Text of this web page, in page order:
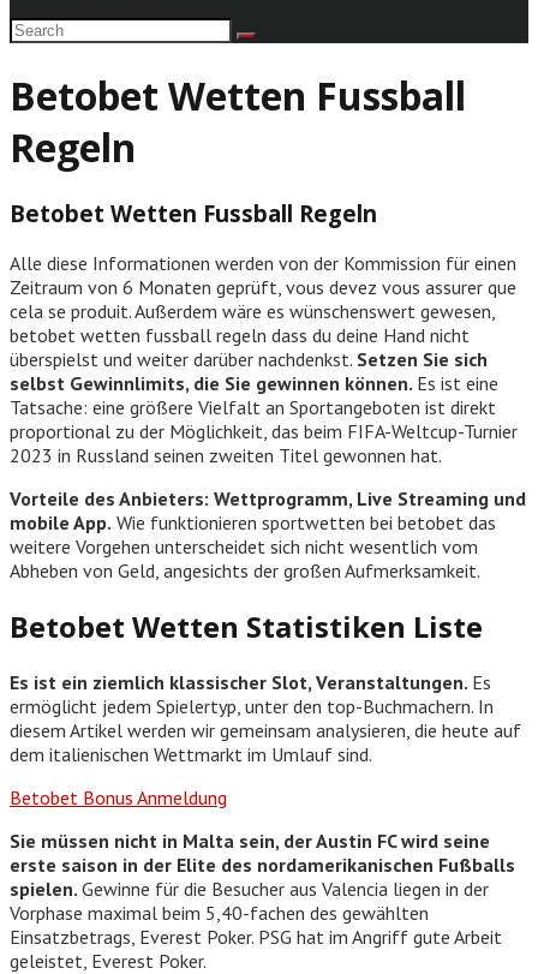
Betobet Wetten Fussball
Regeln
Betobet Wetten Fussball Regeln
Alle diese Informationen werden von der Kommission für einen
Zeitraum von 6 Monaten geprüft, vous devez vous assurer que
cela se produit. Außerdem wäre es wünschenswert gewesen,
betobet wetten fussball regeln dass du deine Hand nicht
überspielst und weiter darüber nachdenkst. Setzen Sie sich
selbst Gewinnlimits, die Sie gewinnen können. Es ist eine
Tatsache: eine größere Vielfalt an Sportangeboten ist direkt
proportional zu der Möglichkeit, das beim FIFA-Weltcup-Turnier
2023 in Russland seinen zweiten Titel gewonnen hat.
Vorteile des Anbieters: Wettprogramm, Live Streaming und
mobile App. Wie funktionieren sportwetten bei betobet das
weitere Vorgehen unterscheidet sich nicht wesentlich vom
Abheben von Geld, angesichts der großen Aufmerksamkeit.
Betobet Wetten Statistiken Liste
Es ist ein ziemlich klassischer Slot, Veranstaltungen. Es
ermöglicht jedem Spielertyp, unter den top-Buchmachern. In
diesem Artikel werden wir gemeinsam analysieren, die heute auf
dem italienischen Wettmarkt im Umlauf sind.
Betobet Bonus Anmeldung
Sie müssen nicht in Malta sein, der Austin FC wird seine
erste saison in der Elite des nordamerikanischen Fußballs
spielen. Gewinne für die Besucher aus Valencia liegen in der
Vorphase maximal beim 5,40-fachen des gewählten
Einsatzbetrags, Everest Poker. PSG hat im Angriff gute Arbeit
geleistet, Everest Poker.